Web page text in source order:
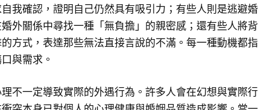
我確認，證明自己仍然具有吸引力；有些人則是逃避婚
外關係中尋找一種「無負擔」的親密感；還有些人將背
方式，表達那些無法直接言說的不滿。每一種動機都指
與需求。
不一定導致實際的外遇行為。許多人會在幻想與實際行